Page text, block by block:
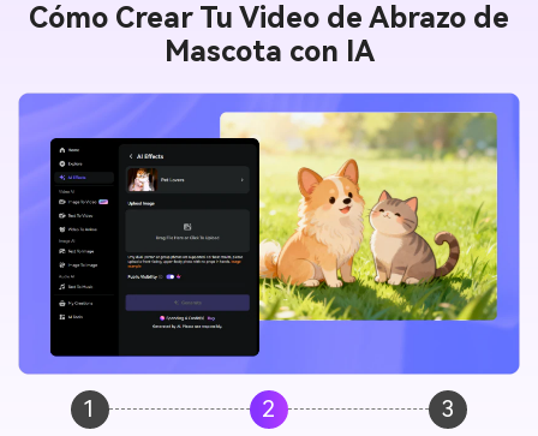
Cómo Crear Tu Video de Abrazo de
Mascota con IA
1 2 3